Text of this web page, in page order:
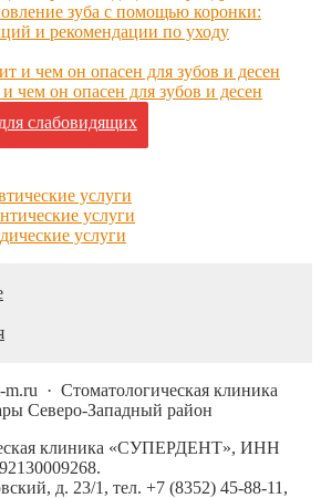
зуба с помощью коронки:
и рекомендации по уходу
чем он опасен для зубов и десен
слабовидящих
услуги
услуги
услуги
m.ru · Стоматологическая клиника
Северо-Западный район
клиника «СУПЕРДЕНТ», ИНН
д. 23/1, тел. +7 (8352) 45-88-11,